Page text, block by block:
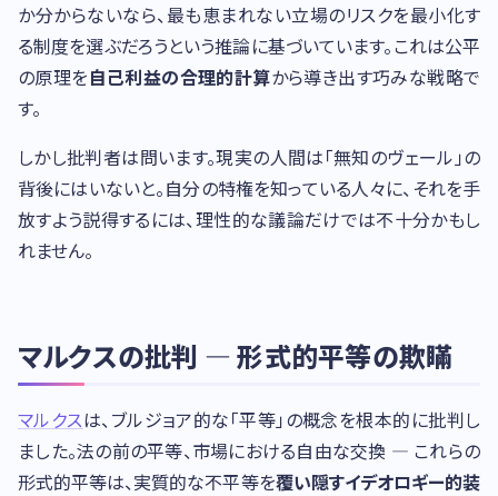
か分からないなら、最も恵まれない立場のリスクを最小化す
る制度を選ぶだろうという推論に基づいています。これは公平
の原理を自己利益の合理的計算から導き出す巧みな戦略で
す。
しかし批判者は問います。現実の人間は「無知のヴェール」の
背後にはいないと。自分の特権を知っている人々に、それを手
放すよう説得するには、理性的な議論だけでは不十分かもし
れません。
マルクスの批判 — 形式的平等の欺瞞
マルクスは、ブルジョア的な「平等」の概念を根本的に批判し
ました。法の前の平等、市場における自由な交換 — これらの
形式的平等は、実質的な不平等を覆い隠すイデオロギー的装